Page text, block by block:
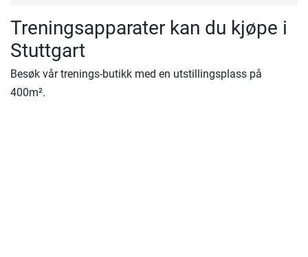
Treningsapparater kan du kjøpe i
Stuttgart
Besøk vår trenings-butikk med en utstillingsplass på
400m².